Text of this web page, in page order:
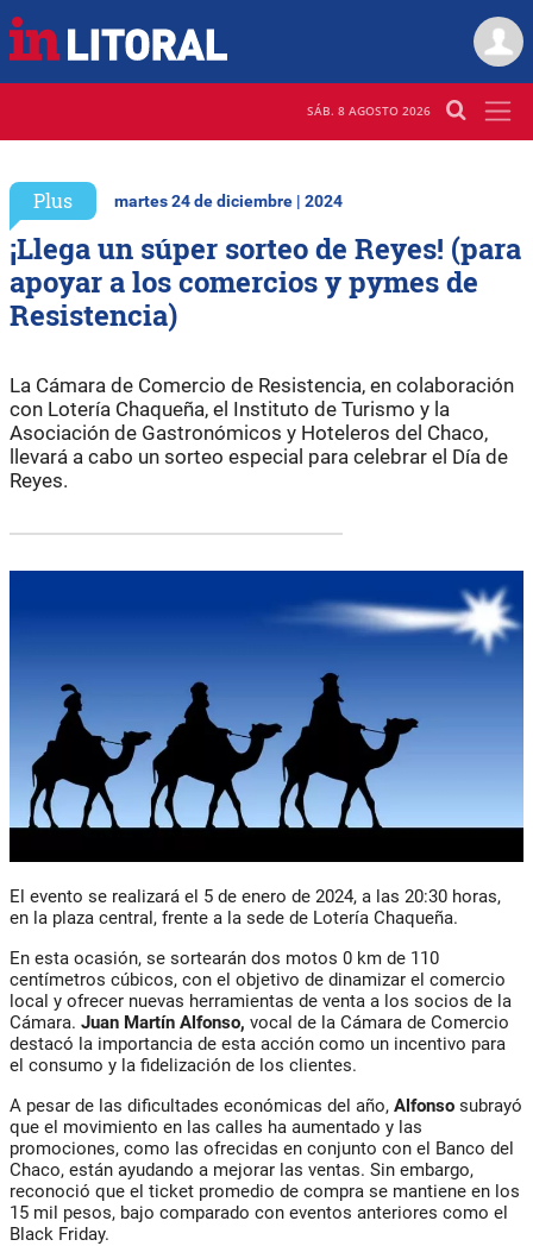
SÁB. 8 AGOSTO 2026
Plus martes 24 de diciembre | 2024
¡Llega un súper sorteo de Reyes! (para
apoyar a los comercios y pymes de
Resistencia)
La Cámara de Comercio de Resistencia, en colaboración
con Lotería Chaqueña, el Instituto de Turismo y la
Asociación de Gastronómicos y Hoteleros del Chaco,
llevará a cabo un sorteo especial para celebrar el Día de
Reyes.
El evento se realizará el 5 de enero de 2024, a las 20:30 horas,
en la plaza central, frente a la sede de Lotería Chaqueña.
En esta ocasión, se sortearán dos motos 0 km de 110
centímetros cúbicos, con el objetivo de dinamizar el comercio
local y ofrecer nuevas herramientas de venta a los socios de la
Cámara. Juan Martín Alfonso, vocal de la Cámara de Comercio
destacó la importancia de esta acción como un incentivo para
el consumo y la fidelización de los clientes.
A pesar de las dificultades económicas del año, Alfonso subrayó
que el movimiento en las calles ha aumentado y las
promociones, como las ofrecidas en conjunto con el Banco del
Chaco, están ayudando a mejorar las ventas. Sin embargo,
reconoció que el ticket promedio de compra se mantiene en los
15 mil pesos, bajo comparado con eventos anteriores como el
Black Friday.